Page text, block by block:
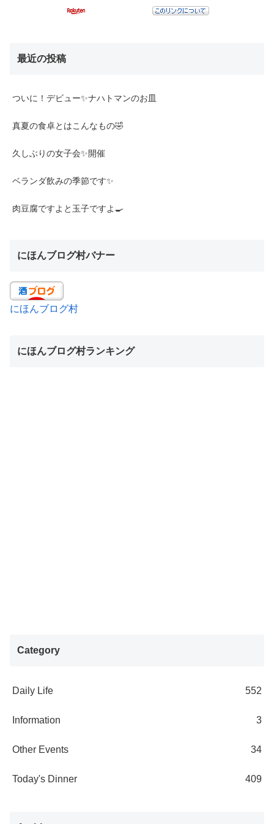
最近の投稿
ついに！デビュー✨ナハトマンのお皿
真夏の食卓とはこんなもの🤣
久しぶりの女子会✨開催
ベランダ飲みの季節です✨
肉豆腐ですよと玉子ですよ🍳
にほんブログ村バナー
にほんブログ村
にほんブログ村ランキング
Category
Daily Life 552
Information 3
Other Events 34
Today's Dinner 409